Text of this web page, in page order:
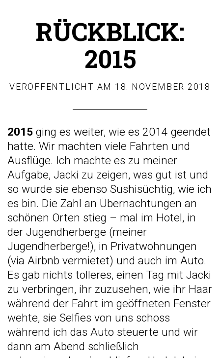
RÜCKBLICK:
2015
VERÖFFENTLICHT AM 18. NOVEMBER 2018
2015 ging es weiter, wie es 2014 geendet
hatte. Wir machten viele Fahrten und
Ausflüge. Ich machte es zu meiner
Aufgabe, Jacki zu zeigen, was gut ist und
so wurde sie ebenso Sushisüchtig, wie ich
es bin. Die Zahl an Übernachtungen an
schönen Orten stieg – mal im Hotel, in
der Jugendherberge (meiner
Jugendherberge!), in Privatwohnungen
(via Airbnb vermietet) und auch im Auto.
Es gab nichts tolleres, einen Tag mit Jacki
zu verbringen, ihr zuzusehen, wie ihr Haar
während der Fahrt im geöffneten Fenster
wehte, sie Selfies von uns schoss
während ich das Auto steuerte und wir
dann am Abend schließlich